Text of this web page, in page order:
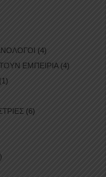
(4)
ΕΜΠΕΙΡΙΑ(4)
(1)
(6)